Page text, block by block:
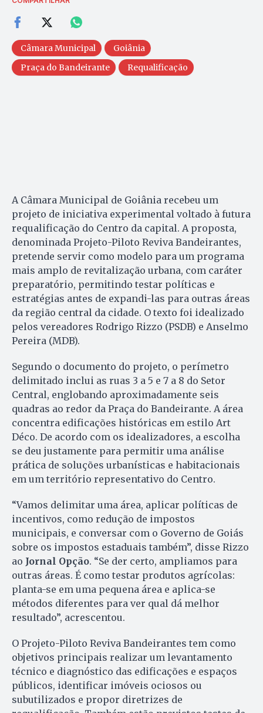
Câmara Municipal
Goiânia
Praça do Bandeirante
Requalificação
A Câmara Municipal de Goiânia recebeu um
projeto de iniciativa experimental voltado à futura
requalificação do Centro da capital. A proposta,
denominada Projeto-Piloto Reviva Bandeirantes,
pretende servir como modelo para um programa
mais amplo de revitalização urbana, com caráter
preparatório, permitindo testar políticas e
estratégias antes de expandi-las para outras áreas
da região central da cidade. O texto foi idealizado
pelos vereadores Rodrigo Rizzo (PSDB) e Anselmo
Pereira (MDB).
Segundo o documento do projeto, o perímetro
delimitado inclui as ruas 3 a 5 e 7 a 8 do Setor
Central, englobando aproximadamente seis
quadras ao redor da Praça do Bandeirante. A área
concentra edificações históricas em estilo Art
Déco. De acordo com os idealizadores, a escolha
se deu justamente para permitir uma análise
prática de soluções urbanísticas e habitacionais
em um território representativo do Centro.
“Vamos delimitar uma área, aplicar políticas de
incentivos, como redução de impostos
municipais, e conversar com o Governo de Goiás
sobre os impostos estaduais também”, disse Rizzo
ao Jornal Opção. “Se der certo, ampliamos para
outras áreas. É como testar produtos agrícolas:
planta-se em uma pequena área e aplica-se
métodos diferentes para ver qual dá melhor
resultado”, acrescentou.
O Projeto-Piloto Reviva Bandeirantes tem como
objetivos principais realizar um levantamento
técnico e diagnóstico das edificações e espaços
públicos, identificar imóveis ociosos ou
subutilizados e propor diretrizes de